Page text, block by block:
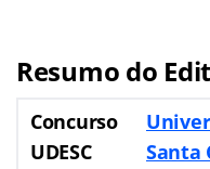
Resumo do
Concurso
UDESC
Santa